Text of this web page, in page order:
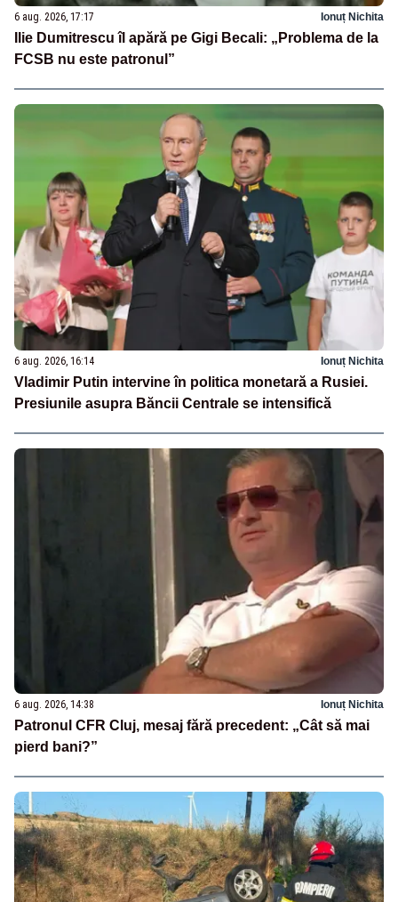
6 aug. 2026, 17:17 Ionuț Nichita
Ilie Dumitrescu îl apără pe Gigi Becali: „Problema de la
FCSB nu este patronul”
6 aug. 2026, 16:14 Ionuț Nichita
Vladimir Putin intervine în politica monetară a Rusiei.
Presiunile asupra Băncii Centrale se intensifică
6 aug. 2026, 14:38 Ionuț Nichita
Patronul CFR Cluj, mesaj fără precedent: „Cât să mai
pierd bani?”